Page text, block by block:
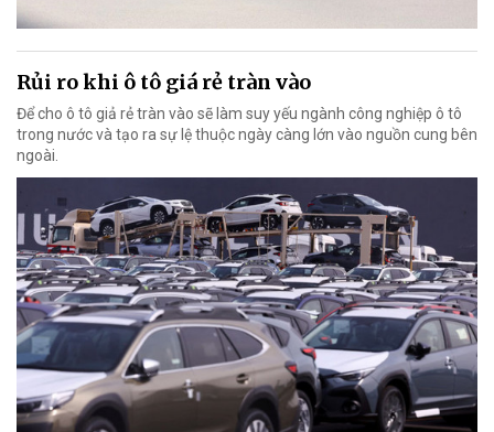
Rủi ro khi ô tô giá rẻ tràn vào
Để cho ô tô giả rẻ tràn vào sẽ làm suy yếu ngành công nghiệp ô tô
trong nước và tạo ra sự lệ thuộc ngày càng lớn vào nguồn cung bên
ngoài.